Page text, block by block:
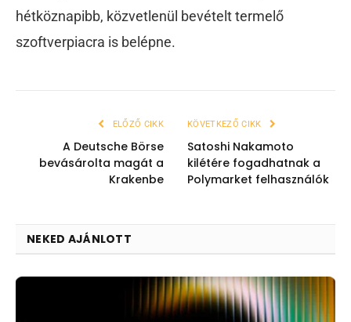
hétköznapibb, közvetlenül bevételt termelő
szoftverpiacra is belépne.
ELŐZŐ CIKK
A Deutsche Börse
bevásárolta magát a
Krakenbe
KÖVETKEZŐ CIKK
Satoshi Nakamoto
kilétére fogadhatnak a
Polymarket felhasználók
NEKED AJÁNLOTT